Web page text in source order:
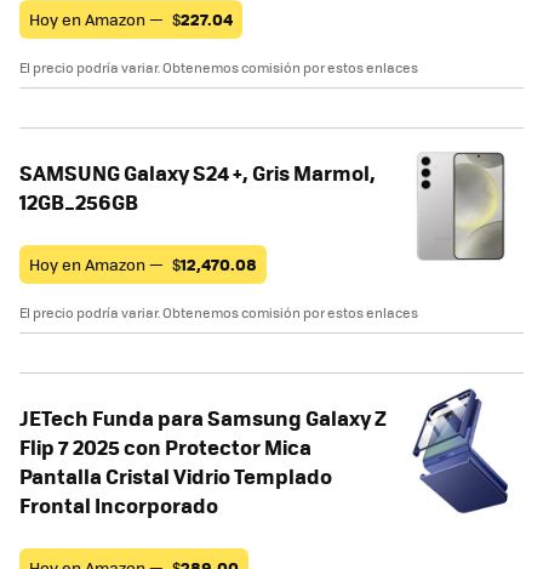
Hoy en Amazon — $227.04
El precio podría variar. Obtenemos comisión por estos enlaces
SAMSUNG Galaxy S24 +, Gris Marmol,
12GB_256GB
Hoy en Amazon — $12,470.08
El precio podría variar. Obtenemos comisión por estos enlaces
JETech Funda para Samsung Galaxy Z
Flip 7 2025 con Protector Mica
Pantalla Cristal Vidrio Templado
Frontal Incorporado